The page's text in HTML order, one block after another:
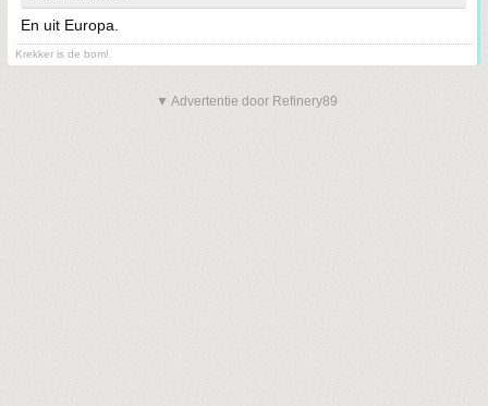
En uit Europa.
Krekker is de bom!
▼ Advertentie door Refinery89